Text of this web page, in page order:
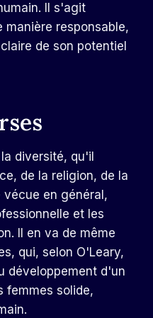
Il s'agit
responsable,
de son potentiel
diversité, qu'il
de la religion, de la
en général,
et les
Il en va de même
qui, selon O'Leary,
développement d'un
femmes solide,